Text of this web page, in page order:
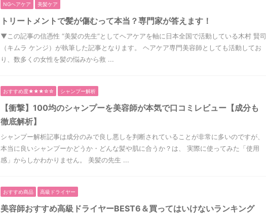
NGヘアケア 美髪ケア
トリートメントで髪が傷むって本当？専門家が答えます！
▼この記事の信憑性 “美髪の先生”としてヘアケアを軸に日本全国で活動している木村 賢司
（キムラ ケンジ）が執筆した記事となります。 ヘアケア専門美容師としても活動してお
り、数多くの女性を髪の悩みから救 ...
おすすめ度★★★☆☆ シャンプー解析
【衝撃】100均のシャンプーを美容師が本気で口コミレビュー【成分も
徹底解析】
シャンプー解析記事は成分のみで良し悪しを判断されていることが非常に多いのですが、
本当に良いシャンプーかどうか・どんな髪や肌に合うか？は、 実際に使ってみた「使用
感」からしかわかりません。 美髪の先生 ...
おすすめ商品 高級ドライヤー
美容師おすすめ高級ドライヤーBEST6＆買ってはいけないランキング